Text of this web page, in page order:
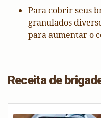
Para cobrir seus
granulados
para aumentar o
Receita de